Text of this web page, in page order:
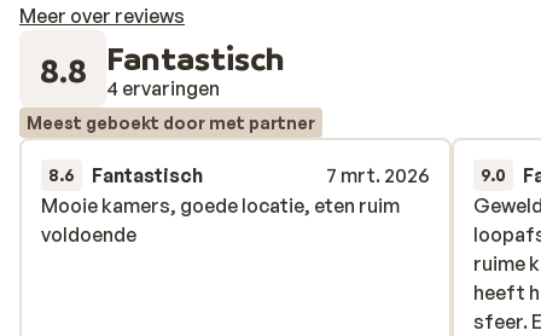
Meer over reviews
8.8 Fantastisch
4 ervaringen
Meest geboekt door met partner
8.6 Fantastisch
7 mrt. 2026
Mooie kamers, goede locatie, eten ruim
voldoende
Mooie kamers, goede locatie, eten ruim
voldoende
9.0
ruime
heeft
sfeer.
ruime
heeft
sfeer.